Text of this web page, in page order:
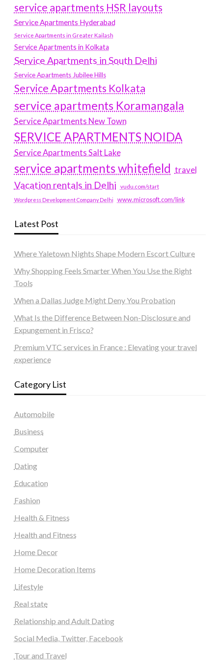
service apartments HSR layouts
Service Apartments Hyderabad
Service Apartments in Greater Kailash
Service Apartments in Kolkata
Service Apartments in South Delhi
Service Apartments Jubilee Hills
Service Apartments Kolkata
service apartments Koramangala
Service Apartments New Town
SERVICE APARTMENTS NOIDA
Service Apartments Salt Lake
service apartments whitefield travel
Vacation rentals in Delhi vudu.com/start
Wordpress Development Company Delhi www.microsoft.com/link
Latest Post
Where Yaletown Nights Shape Modern Escort Culture
Why Shopping Feels Smarter When You Use the Right
Tools
When a Dallas Judge Might Deny You Probation
What Is the Difference Between Non-Disclosure and
Expungement in Frisco?
Premium VTC services in France : Elevating your travel
experience
Category List
Automobile
Business
Computer
Dating
Education
Fashion
Health & Fitness
Health and Fitness
Home Decor
Home Decoration Items
Lifestyle
Real state
Relationship and Adult Dating
Social Media, Twitter, Facebook
Tour and Travel